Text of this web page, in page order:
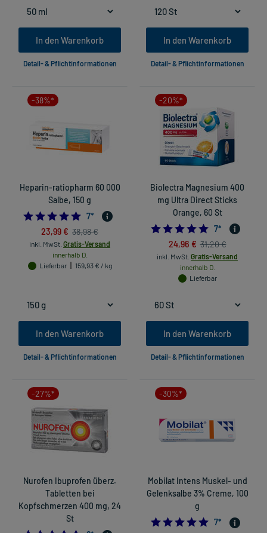
In den Warenkorb
Detail- & Pflichtinformationen
In den Warenkorb
Detail- & Pflichtinformationen
-38%*
Heparin-ratiopharm 60 000
Salbe, 150 g
5.0
7*
23,99 € 38,98 €
inkl. MwSt. Gratis-Versand
innerhalb D.
Lieferbar
159,93 € / kg
In den Warenkorb
Detail- & Pflichtinformationen
-20%*
Biolectra Magnesium 400
mg Ultra Direct Sticks
Orange, 60 St
7*
24,96 € 31,20 €
inkl. MwSt. Gratis-Versand
innerhalb D.
Lieferbar
In den Warenkorb
Detail- & Pflichtinformationen
-27%*
Nurofen Ibuprofen überz.
Tabletten bei
Kopfschmerzen 400 mg, 24
St
-30%*
Mobilat Intens Muskel- und
Gelenksalbe 3% Creme, 100
g
5.0
7*